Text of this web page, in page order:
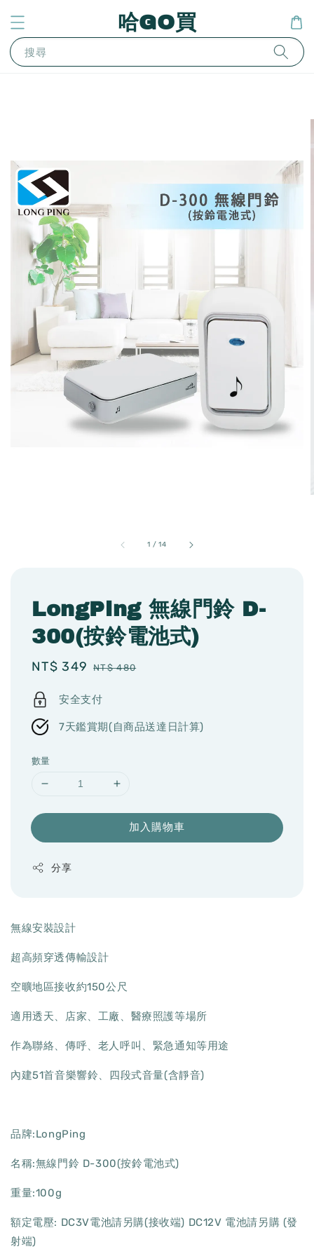
哈GO買
搜尋
1 /14
LongPing 無線門鈴 D-
300(按鈴電池式)
Sale
NT$ 349 Regular
NT$ 480
安全支付
7天鑑賞期(自商品送達日計算)
數量
加入購物車
分享
無線安裝設計
超高頻穿透傳輸設計
空曠地區接收約150公尺
適用透天、店家、工廠、醫療照護等場所
作為聯絡、傳呼、老人呼叫、緊急通知等用途
內建51首音樂響鈴、四段式音量(含靜音)
品牌:LongPing
名稱:無線門鈴 D-300(按鈴電池式)
重量:100g
額定電壓: DC3V電池請另購(接收端) DC12V 電池請另購 (發
射端)